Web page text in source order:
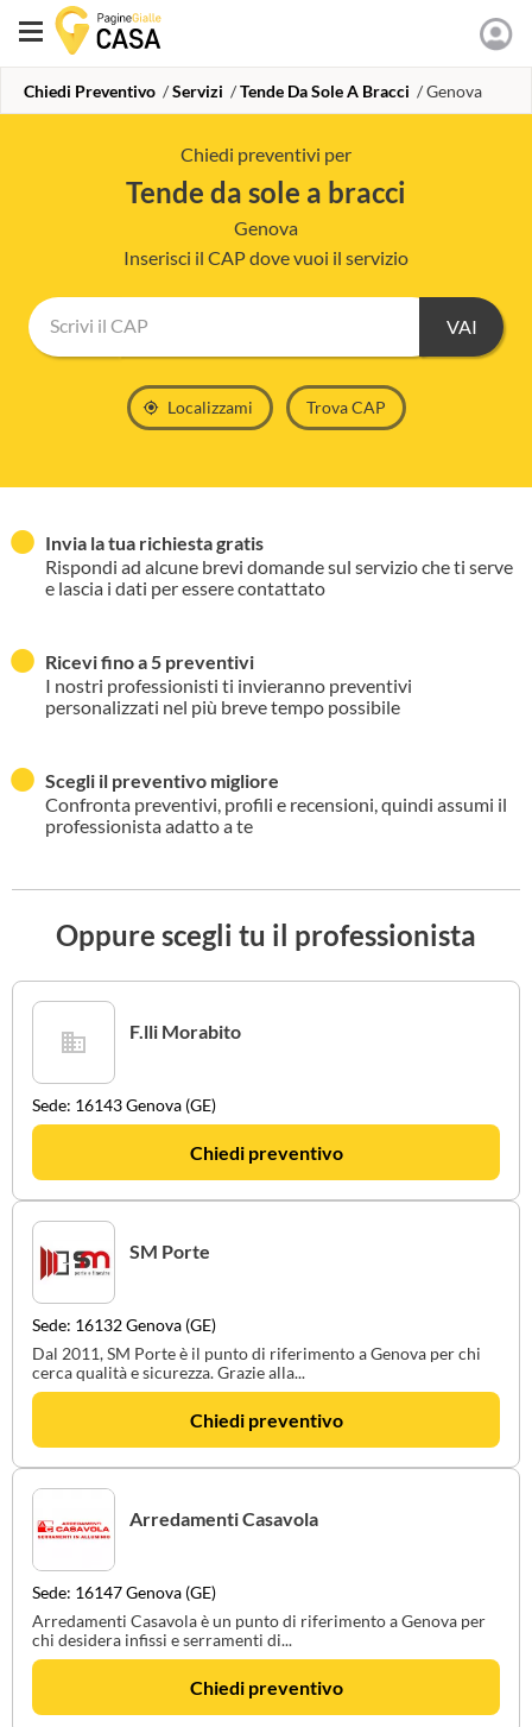
Chiedi Preventivo Servizi Tende Da Sole A Bracci Genova
Chiedi preventivi per
tende da sole a bracci
Genova
Inserisci il CAP dove vuoi il servizio
Scrivi il CAP
Localizzami Trova CAP
Invia la tua richiesta gratis
Rispondi ad alcune brevi domande sul servizio che ti serve
e lascia i dati per essere contattato
Ricevi fino a 5 preventivi
I nostri professionisti ti invieranno preventivi
personalizzati nel più breve tempo possibile
Scegli il preventivo migliore
Confronta preventivi, profili e recensioni, quindi assumi il
professionista adatto a te
Oppure scegli tu il professionista
F.lli Morabito
Sede: 16143 Genova (GE)
Chiedi preventivo
SM Porte
Sede: 16132 Genova (GE)
Dal 2011, SM Porte è il punto di riferimento a Genova per chi
cerca qualità e sicurezza. Grazie alla...
Chiedi preventivo
Arredamenti Casavola
Sede: 16147 Genova (GE)
Arredamenti Casavola è un punto di riferimento a Genova per
chi desidera infissi e serramenti di...
Chiedi preventivo